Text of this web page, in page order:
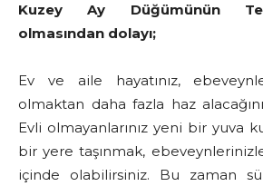
Kuzey Ay Düğümünün
olmasından dolayı;
Ev ve aile hayatınız,
olmaktan daha fazla haz
Evli olmayanlarınız yeni bir yuva
bir yere taşınmak,
içinde olabilirsiniz. Bu zaman